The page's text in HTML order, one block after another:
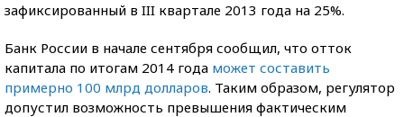
зафиксированный в III квартале 2013 года на 25%.
Банк России в начале сентября сообщил, что отток
капитала по итогам 2014 года может составить
примерно 100 млрд долларов. Таким образом, регулятор
допустил возможность превышения фактическим